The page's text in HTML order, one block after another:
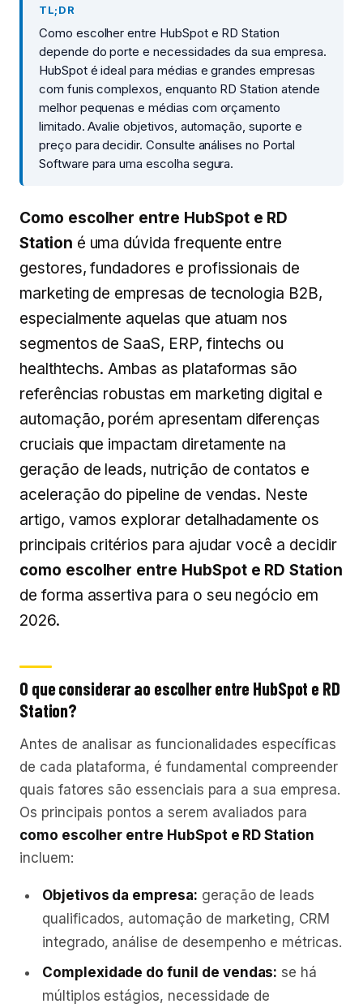
TL;DR
Como escolher entre HubSpot e RD Station
depende do porte e necessidades da sua empresa.
HubSpot é ideal para médias e grandes empresas
com funis complexos, enquanto RD Station atende
melhor pequenas e médias com orçamento
limitado. Avalie objetivos, automação, suporte e
preço para decidir. Consulte análises no Portal
Software para uma escolha segura.
Como escolher entre HubSpot e RD
Station é uma dúvida frequente entre
gestores, fundadores e profissionais de
marketing de empresas de tecnologia B2B,
especialmente aquelas que atuam nos
segmentos de SaaS, ERP, fintechs ou
healthtechs. Ambas as plataformas são
referências robustas em marketing digital e
automação, porém apresentam diferenças
cruciais que impactam diretamente na
geração de leads, nutrição de contatos e
aceleração do pipeline de vendas. Neste
artigo, vamos explorar detalhadamente os
principais critérios para ajudar você a decidir
como escolher entre HubSpot e RD Station
de forma assertiva para o seu negócio em
2026.
O que considerar ao escolher entre HubSpot e RD
Station?
Antes de analisar as funcionalidades específicas
de cada plataforma, é fundamental compreender
quais fatores são essenciais para a sua empresa.
Os principais pontos a serem avaliados para
como escolher entre HubSpot e RD Station
incluem:
Objetivos da empresa: geração de leads
qualificados, automação de marketing, CRM
integrado, análise de desempenho e métricas.
Complexidade do funil de vendas: se há
múltiplos estágios, necessidade de